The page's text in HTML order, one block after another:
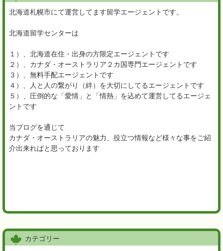
北海道札幌市にて運営してます留学エージェントです。
北海道留学センターは
１）、北海道在住・出身の方限定エージェントです
２）、カナダ・オーストラリア２カ国専門エージェントです
３）、無料手配エージェントです
４）、人と人の繋がり（絆）を大切にしてるエージェントです
５）、圧倒的な「愛情」と「情熱」を込めて運営してるエージェ
ントです
当ブログを通じて
カナダ・オーストラリアの魅力、役立つ情報など様々な事をご紹
介出来ればと思っております
カテゴリー